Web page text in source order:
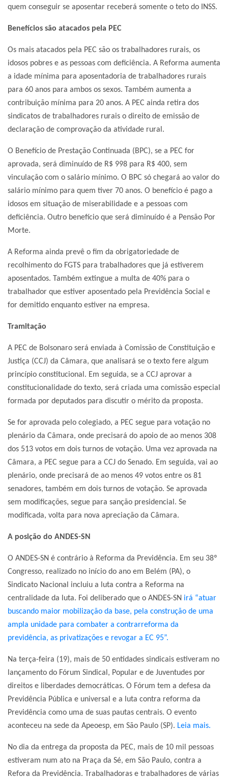
quem conseguir se aposentar receberá somente o teto do INSS.
Benefícios são atacados pela PEC
Os mais atacados pela PEC são os trabalhadores rurais, os
idosos pobres e as pessoas com deficiência. A Reforma aumenta
a idade mínima para aposentadoria de trabalhadores rurais
para 60 anos para ambos os sexos. Também aumenta a
contribuição mínima para 20 anos. A PEC ainda retira dos
sindicatos de trabalhadores rurais o direito de emissão de
declaração de comprovação da atividade rural.
O Benefício de Prestação Continuada (BPC), se a PEC for
aprovada, será diminuído de R$ 998 para R$ 400, sem
vinculação com o salário mínimo. O BPC só chegará ao valor do
salário mínimo para quem tiver 70 anos. O benefício é pago a
idosos em situação de miserabilidade e a pessoas com
deficiência. Outro benefício que será diminuído é a Pensão Por
Morte.
A Reforma ainda prevê o fim da obrigatoriedade de
recolhimento do FGTS para trabalhadores que já estiverem
aposentados. Também extingue a multa de 40% para o
trabalhador que estiver aposentado pela Previdência Social e
for demitido enquanto estiver na empresa.
Tramitação
A PEC de Bolsonaro será enviada à Comissão de Constituição e
Justiça (CCJ) da Câmara, que analisará se o texto fere algum
princípio constitucional. Em seguida, se a CCJ aprovar a
constitucionalidade do texto, será criada uma comissão especial
formada por deputados para discutir o mérito da proposta.
Se for aprovada pelo colegiado, a PEC segue para votação no
plenário da Câmara, onde precisará do apoio de ao menos 308
dos 513 votos em dois turnos de votação. Uma vez aprovada na
Câmara, a PEC segue para a CCJ do Senado. Em seguida, vai ao
plenário, onde precisará de ao menos 49 votos entre os 81
senadores, também em dois turnos de votação. Se aprovada
sem modificações, segue para sanção presidencial. Se
modificada, volta para nova apreciação da Câmara.
A posição do ANDES-SN
O ANDES-SN é contrário à Reforma da Previdência. Em seu 38º
Congresso, realizado no início do ano em Belém (PA), o
Sindicato Nacional incluiu a luta contra a Reforma na
centralidade da luta. Foi deliberado que o ANDES-SN irá “atuar
buscando maior mobilização da base, pela construção de uma
ampla unidade para combater a contrarreforma da
previdência, as privatizações e revogar a EC 95”.
Na terça-feira (19), mais de 50 entidades sindicais estiveram no
lançamento do Fórum Sindical, Popular e de Juventudes por
direitos e liberdades democráticas. O Fórum tem a defesa da
Previdência Pública e universal e a luta contra reforma da
Previdência como uma de suas pautas centrais. O evento
aconteceu na sede da Apeoesp, em São Paulo (SP). Leia mais.
No dia da entrega da proposta da PEC, mais de 10 mil pessoas
estiveram num ato na Praça da Sé, em São Paulo, contra a
Refora da Previdência. Trabalhadoras e trabalhadores de várias